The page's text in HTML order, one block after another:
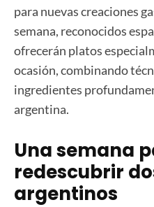
para nuevas creaciones
semana, reconocidos
ofrecerán platos
ocasión, combinando
ingredientes
argentina.
Una semana
redescubrir
argentinos